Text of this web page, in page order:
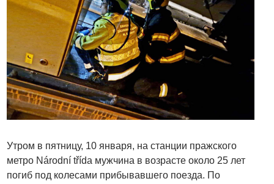
Утром в пятницу, 10 января, на станции пражского
метро Národní třída мужчина в возрасте около 25 лет
погиб под колесами прибывавшего поезда. По